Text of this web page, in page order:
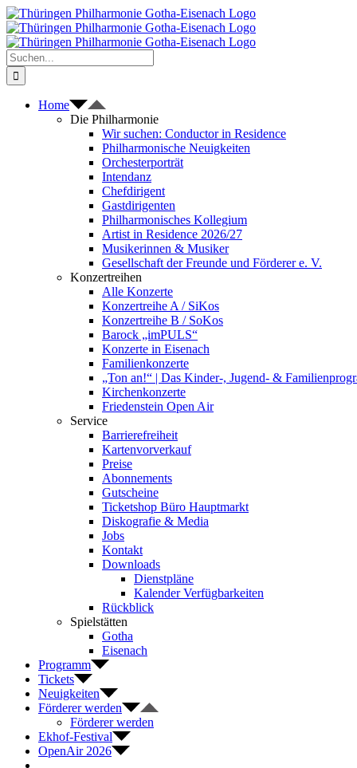
Zum
Inhalt
springen
Suche
nach:
Home
Die Philharmonie
Wir suchen: Conductor in Residence
Philharmonische Neuigkeiten
Orchesterporträt
Intendanz
Chefdirigent
Gastdirigenten
Philharmonisches Kollegium
Artist in Residence 2026/27
Musikerinnen & Musiker
Gesellschaft der Freunde und Förderer e. V.
Konzertreihen
Alle Konzerte
Konzertreihe A / SiKos
Konzertreihe B / SoKos
Barock „imPULS“
Konzerte in Eisenach
Familienkonzerte
„Ton an!“ | Das Kinder-, Jugend- &
Kirchenkonzerte
Friedenstein Open Air
Service
Barrierefreiheit
Kartenvorverkauf
Preise
Abonnements
Gutscheine
Ticketshop Büro Hauptmarkt
Diskografie & Media
Jobs
Kontakt
Downloads
Dienstpläne
Kalender Verfügbarkeiten
Rückblick
Spielstätten
Gotha
Eisenach
Programm
Tickets
Neuigkeiten
Förderer werden
Förderer werden
Ekhof-Festival
OpenAir 2026